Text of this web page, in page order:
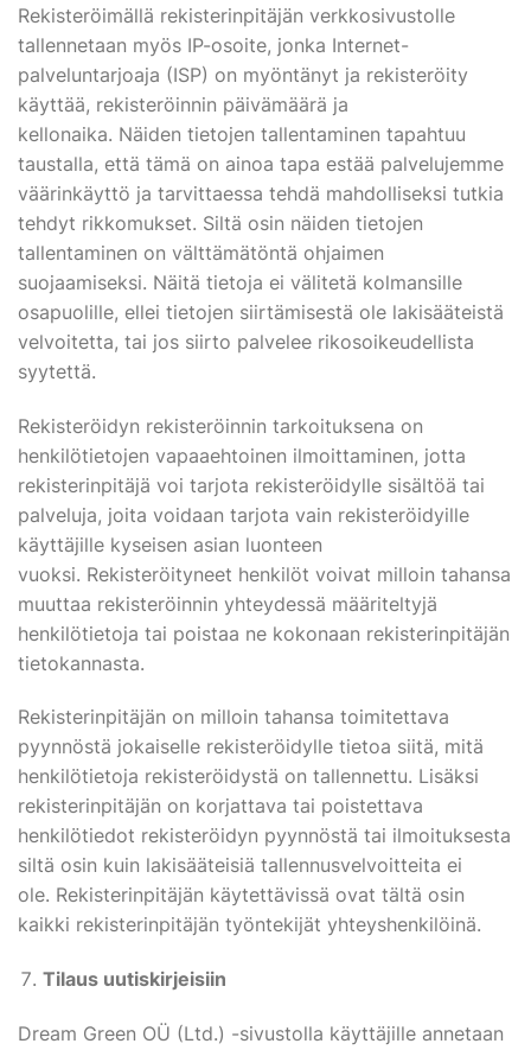
Rekisteröimällä rekisterinpitäjän verkkosivustolle
tallennetaan myös IP-osoite, jonka Internet-
palveluntarjoaja (ISP) on myöntänyt ja rekisteröity
käyttää, rekisteröinnin päivämäärä ja
kellonaika. Näiden tietojen tallentaminen tapahtuu
taustalla, että tämä on ainoa tapa estää palvelujemme
väärinkäyttö ja tarvittaessa tehdä mahdolliseksi tutkia
tehdyt rikkomukset. Siltä osin näiden tietojen
tallentaminen on välttämätöntä ohjaimen
suojaamiseksi. Näitä tietoja ei välitetä kolmansille
osapuolille, ellei tietojen siirtämisestä ole lakisääteistä
velvoitetta, tai jos siirto palvelee rikosoikeudellista
syytettä.
Rekisteröidyn rekisteröinnin tarkoituksena on
henkilötietojen vapaaehtoinen ilmoittaminen, jotta
rekisterinpitäjä voi tarjota rekisteröidylle sisältöä tai
palveluja, joita voidaan tarjota vain rekisteröidyille
käyttäjille kyseisen asian luonteen
vuoksi. Rekisteröityneet henkilöt voivat milloin tahansa
muuttaa rekisteröinnin yhteydessä määriteltyjä
henkilötietoja tai poistaa ne kokonaan rekisterinpitäjän
tietokannasta.
Rekisterinpitäjän on milloin tahansa toimitettava
pyynnöstä jokaiselle rekisteröidylle tietoa siitä, mitä
henkilötietoja rekisteröidystä on tallennettu. Lisäksi
rekisterinpitäjän on korjattava tai poistettava
henkilötiedot rekisteröidyn pyynnöstä tai ilmoituksesta
siltä osin kuin lakisääteisiä tallennusvelvoitteita ei
ole. Rekisterinpitäjän käytettävissä ovat tältä osin
kaikki rekisterinpitäjän työntekijät yhteyshenkilöinä.
Tilaus uutiskirjeisiin
Dream Green OÜ (Ltd.) -sivustolla käyttäjille annetaan